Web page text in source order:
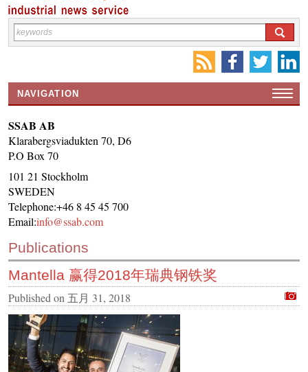
NAVIGATION
CONTACT US
INS MAIN WEBSITE
ABOUT US
SSAB AB
Klarabergsviadukten 70, D6
P.O Box 70
101 21 Stockholm
SWEDEN
Telephone:+46 8 45 45 700
Email:info@ssab.com
Publications
Mantella 赢得2018年瑞典钢铁奖
Published on 五月 31, 2018